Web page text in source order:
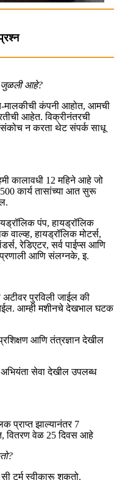
जुळली आहे?
मालकीची कंपनी आहोत, आमची
आहेत. विक्रीनंतरची
न करता थेट संपर्क साधू
कालावधी 12 महिने आहे जो
कार्य तासांच्या आत सुरू
पंप, हायड्रॉलिक
वाल्व्ह, हायड्रॉलिक मोटर्स,
रेडिएटर, सर्व पाईप्स आणि
आणि संलग्नके, इ.
अटीवर पुरविली जाईल की
आम्ही मशीनचे देखभाल घटक
आणि तंत्रज्ञान देखील
अभियंता सेवा देखील उपलब्ध
प्राप्त झाल्यानंतर 7
वितरण वेळ 25 दिवस आहे
टर्म स्वीकारू शकतो.